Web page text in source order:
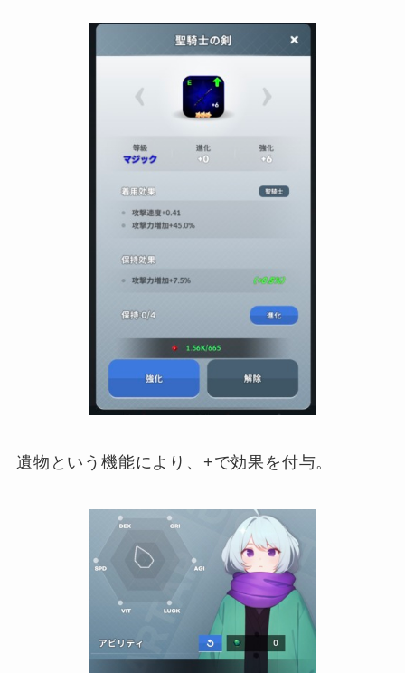
遺物という機能により、+で効果を付与。